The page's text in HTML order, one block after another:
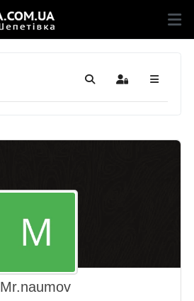
ПошукSign In
Mr.naumov